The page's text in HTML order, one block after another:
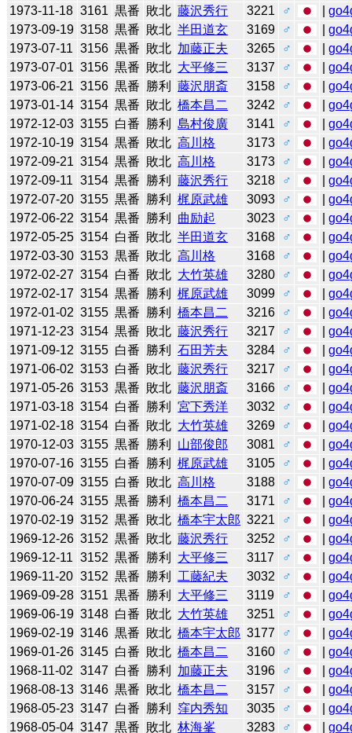
1973-11-18 3161 黒番 敗北 藤沢秀行 3221 ♂ |
1973-09-19 3158 黒番 敗北 半田道玄 3169 ♂ |
1973-07-11 3156 黒番 敗北 加藤正夫 3265 ♂ |
1973-07-01 3156 黒番 敗北 大平修三 3137 ♂ |
1973-06-21 3156 黒番 勝利 藤沢朋斎 3158 ♂ |
1973-01-14 3154 黒番 敗北 橋本昌二 3242 ♂ |
1972-12-03 3155 白番 勝利 島村俊廣 3141 ♂ |
1972-10-19 3154 黒番 敗北 高川格 3173 ♂ |
1972-09-21 3154 黒番 敗北 高川格 3173 ♂ |
1972-09-11 3154 黒番 勝利 藤沢秀行 3218 ♂ |
1972-07-20 3155 黒番 勝利 梶原武雄 3093 ♂ |
1972-06-22 3154 黒番 勝利 曲励起 3023 ♂ |
1972-05-25 3154 白番 敗北 半田道玄 3168 ♂ |
1972-03-30 3153 黒番 敗北 高川格 3168 ♂ |
1972-02-27 3154 白番 敗北 大竹英雄 3280 ♂ |
1972-02-17 3154 黒番 勝利 梶原武雄 3099 ♂ |
1972-01-02 3155 黒番 勝利 橋本昌二 3216 ♂ |
1971-12-23 3154 黒番 敗北 藤沢秀行 3217 ♂ |
1971-09-12 3155 白番 勝利 石田芳夫 3284 ♂ |
1971-06-02 3153 白番 敗北 藤沢秀行 3217 ♂ |
1971-05-26 3153 黒番 敗北 藤沢朋斎 3166 ♂ |
1971-03-18 3154 白番 勝利 宮下秀洋 3032 ♂ |
1971-02-18 3154 白番 敗北 大竹英雄 3269 ♂ |
1970-12-03 3155 黒番 勝利 山部俊郎 3081 ♂ |
1970-07-16 3155 白番 勝利 梶原武雄 3105 ♂ |
1970-07-09 3155 白番 敗北 高川格 3188 ♂ |
1970-06-24 3155 黒番 勝利 橋本昌二 3171 ♂ |
1970-02-19 3152 黒番 敗北 橋本宇太郎 3221 ♂ |
1969-12-26 3152 黒番 敗北 藤沢秀行 3252 ♂ |
1969-12-11 3152 黒番 勝利 大平修三 3117 ♂ |
1969-11-20 3152 黒番 勝利 工藤紀夫 3032 ♂ |
1969-09-28 3151 黒番 勝利 大平修三 3119 ♂ |
1969-06-19 3148 白番 敗北 大竹英雄 3251 ♂ |
1969-02-19 3146 黒番 敗北 橋本宇太郎 3177 ♂ |
1969-01-26 3145 白番 敗北 橋本昌二 3160 ♂ |
1968-11-02 3147 白番 勝利 加藤正夫 3196 ♂ |
1968-08-13 3146 黒番 敗北 橋本昌二 3157 ♂ |
1968-05-23 3147 白番 勝利 窪内秀知 3035 ♂ |
1968-05-04 3147 黒番 敗北 林海峯 3283 ♂ |